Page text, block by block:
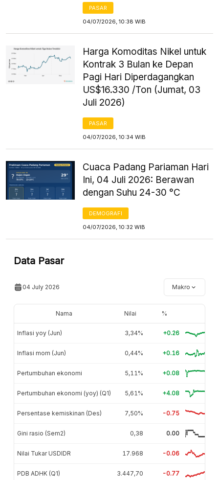
PASAR
04/07/2026, 10:38 WIB
Harga Komoditas Nikel untuk
Kontrak 3 Bulan ke Depan
Pagi Hari Diperdagangkan
US$16.330 /Ton (Jumat, 03
Juli 2026)
PASAR
04/07/2026, 10:34 WIB
Cuaca Padang Pariaman Hari
Ini, 04 Juli 2026: Berawan
dengan Suhu 24-30 °C
DEMOGRAFI
04/07/2026, 10:32 WIB
Data Pasar
04 July 2026 Makro
Nama Nilai %
Inflasi yoy (Jun) 3,34% +0.26
Inflasi mom (Jun) 0,44% +0.16
Pertumbuhan ekonomi 5,11% +0.08
Pertumbuhan ekonomi (yoy) (Q1) 5,61% +4.08
Persentase kemiskinan (Des) 7,50% -0.75
Gini rasio (Sem2) 0,38 0.00
Nilai Tukar USDIDR 17.968 -0.06
PDB ADHK (Q1) 3.447,70 -0.77